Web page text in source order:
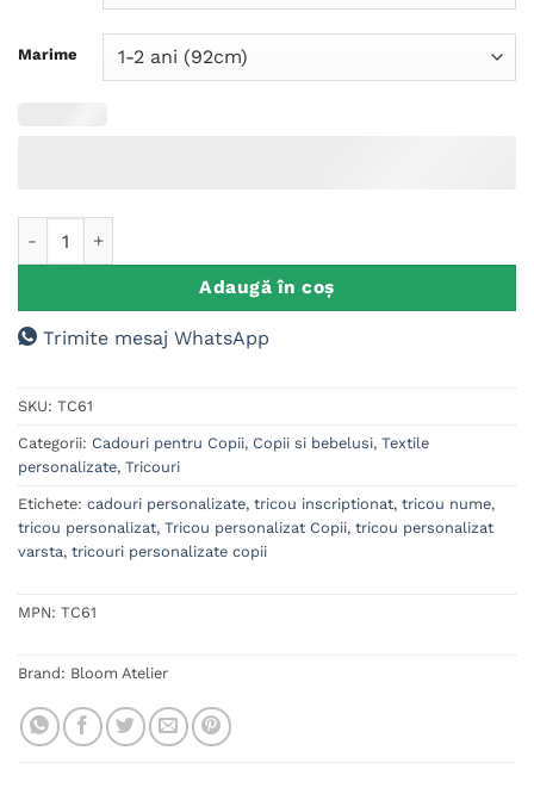
Marime
Adaugă în coș
Trimite mesaj WhatsApp
SKU: TC61
Categorii: Cadouri pentru Copii, Copii si bebelusi, Textile
personalizate, Tricouri
Etichete: cadouri personalizate, tricou inscriptionat, tricou nume,
tricou personalizat, Tricou personalizat Copii, tricou personalizat
varsta, tricouri personalizate copii
MPN: TC61
Brand: Bloom Atelier